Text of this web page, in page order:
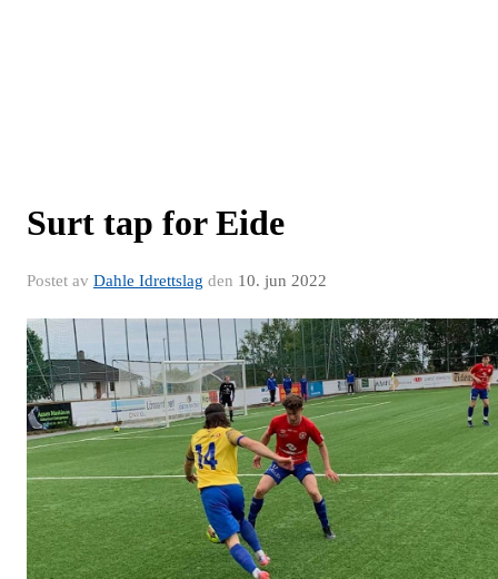
Surt tap for Eide
Postet av Dahle Idrettslag den 10. jun 2022